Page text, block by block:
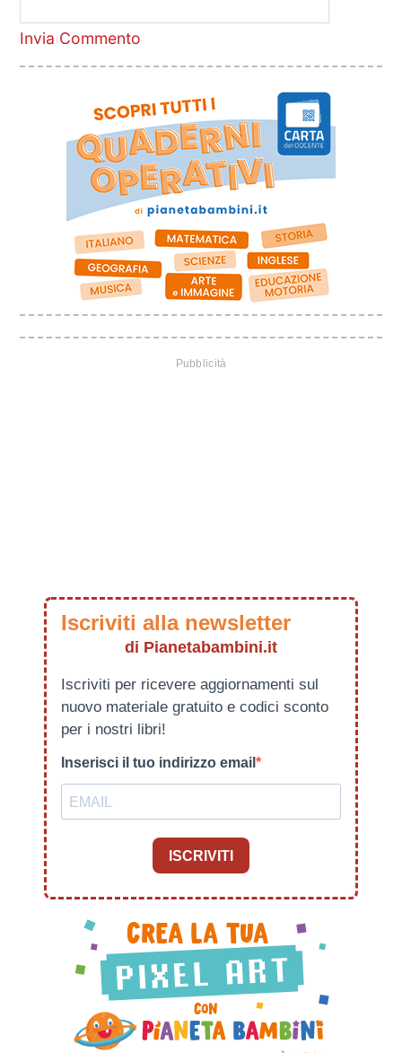
Invia Commento
Iscriviti alla newsletter
di Pianetabambini.it
Iscriviti per ricevere aggiornamenti sul
nuovo materiale gratuito e codici sconto
per i nostri libri!
Inserisci il tuo indirizzo email
ISCRIVITI